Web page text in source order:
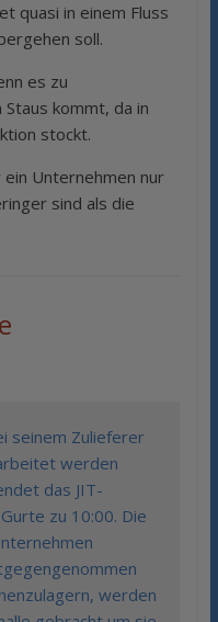
quasi in einem Fluss
soll.
es zu
kommt, da in
stockt.
ein Unternehmen nur
sind als die
seinem Zulieferer
werden
das JIT-
zu 10:00. Die
werden